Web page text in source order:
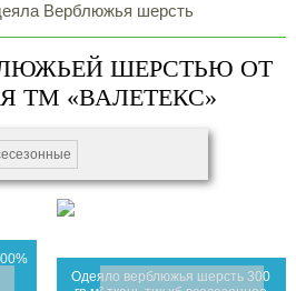
Верблюжья шерсть
ШЕРСТЬЮ ОТ
ТМ «ВАЛЕТЕКС»
Одеяло верблюжья шерсть 300